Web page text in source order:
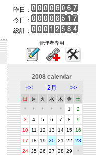
昨日：
今日：
総計：
管理者専用
2008 calendar
<<
2月 >>
日 月 火 水 木 金
土
＊
＊ ＊ ＊ ＊ 1
2
3
4 5 6 7 8
9
10
11 12 13 14 15
16
17
18 19 20 21 22
23
24 25 26 27 28 29 ＊